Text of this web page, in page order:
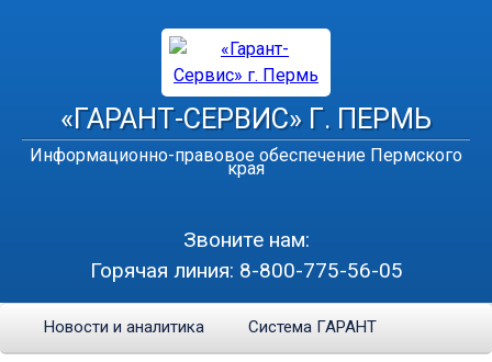
«ГАРАНТ-СЕРВИС» Г. ПЕРМЬ
Информационно-правовое обеспечение Пермского
края
Звоните нам:
Горячая линия: 8-800-775-56-05
Новости и аналитика Система ГАРАНТ